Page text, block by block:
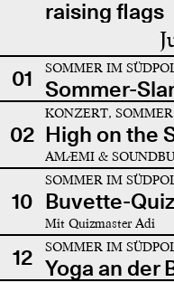
raising flags
01 SOMMER IM
Sommer-
02
KONZERT,
High on the
AMÆMI &
10
SOMMER IM
Buvette-Quiz
Mit Quizmaster Adi
12 SOMMER IM
Yoga an der